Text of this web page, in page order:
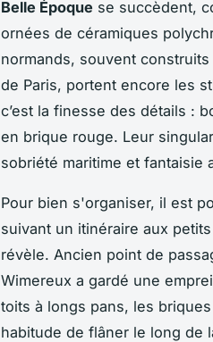
Belle Époque se succèdent,
ornées de céramiques
normands, souvent
de Paris, portent encore les
c’est la finesse des détails :
en brique rouge. Leur
sobriété maritime et fantaisie
Pour bien s'organiser, il est
suivant un itinéraire aux
révèle. Ancien point de
Wimereux a gardé une
toits à longs pans, les
habitude de flâner le long de